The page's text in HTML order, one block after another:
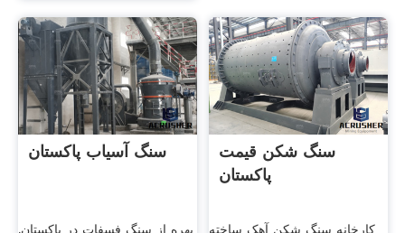
سنگ آسیاب پاکستان
سنگ شکن قیمت
پاکستان